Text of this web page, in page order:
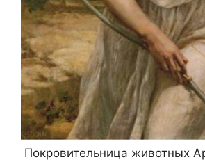
Покровительница животных